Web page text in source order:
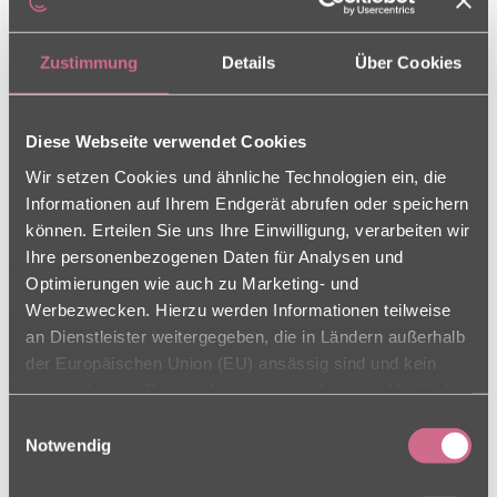
Zustimmung Details Über Cookies
Diese Webseite verwendet Cookies
Wir setzen Cookies und ähnliche Technologien ein, die
Informationen auf Ihrem Endgerät abrufen oder speichern
können. Erteilen Sie uns Ihre Einwilligung, verarbeiten wir
Ihre personenbezogenen Daten für Analysen und
Optimierungen wie auch zu Marketing- und
Werbezwecken. Hierzu werden Informationen teilweise
an Dienstleister weitergegeben, die in Ländern außerhalb
der Europäischen Union (EU) ansässig sind und kein
Verwendung als auch der Drittstaatenübermittlung zu.
Ihre Einwilligung können Sie jederzeit in den Cookie-
Notwendig
Am 5.03.26 durften die Bewohner/innen einem Konzert von Tenor
06.03.2026
Spaziergang
Gemeinsamer Spaziergang Eine große Truppe von 30 Menschen,
davon 15 Seniorinnen und Senioren a...
mehr erfahren
26.02.2026
Valentinstag am 14.2.26 Freude und ein Lächeln schenken, das war